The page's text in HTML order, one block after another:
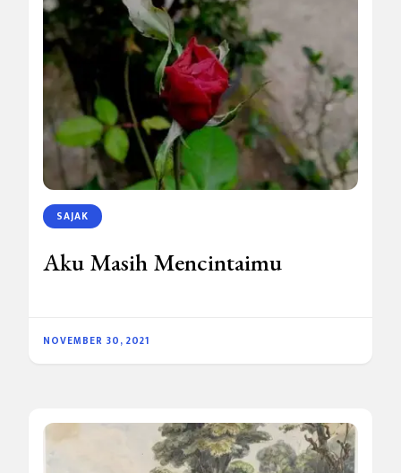
SAJAK
Aku Masih Mencintaimu
NOVEMBER 30, 2021